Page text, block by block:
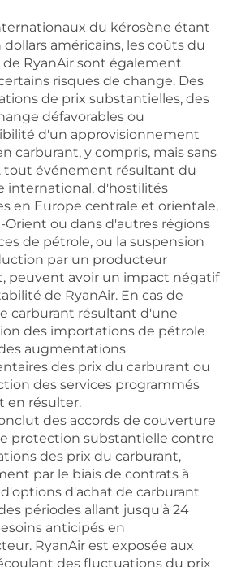
du kérosène étant
dollars américains, les coûts du
RyanAir sont également
risques de change. Des
de prix substantielles, des
défavorables ou
d'un approvisionnement
carburant, y compris, mais sans
tout événement résultant du
international, d'hostilités
en Europe centrale et orientale,
Orient ou dans d'autres régions
de pétrole, ou la suspension
par un producteur
peuvent avoir un impact négatif
de RyanAir. En cas de
carburant résultant d'une
des importations de pétrole
augmentations
des prix du carburant ou
des services programmés
en résulter.
des accords de couverture
protection substantielle contre
des prix du carburant,
par le biais de contrats à
d'achat de carburant
périodes allant jusqu'à 24
anticipés en
RyanAir est exposée aux
des fluctuations du prix